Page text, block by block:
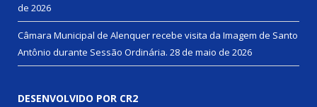
de 2026
Câmara Municipal de Alenquer recebe visita da Imagem de Santo
Antônio durante Sessão Ordinária. 28 de maio de 2026
DESENVOLVIDO POR CR2